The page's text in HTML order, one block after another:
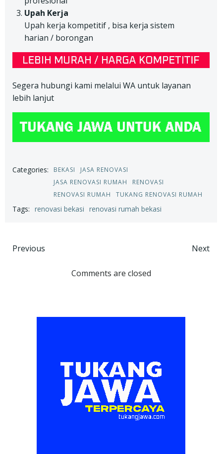
Upah Kerja
Upah kerja kompetitif , bisa kerja sistem
harian / borongan
Segera hubungi kami melalui WA untuk layanan
lebih lanjut
Categories: BEKASI
JASA RENOVASI
JASA RENOVASI RUMAH
RENOVASI
RENOVASI RUMAH
TUKANG RENOVASI RUMAH
Tags: renovasi bekasi renovasi rumah bekasi
Post
navigation
Previous
navigation
Next
Comments are closed